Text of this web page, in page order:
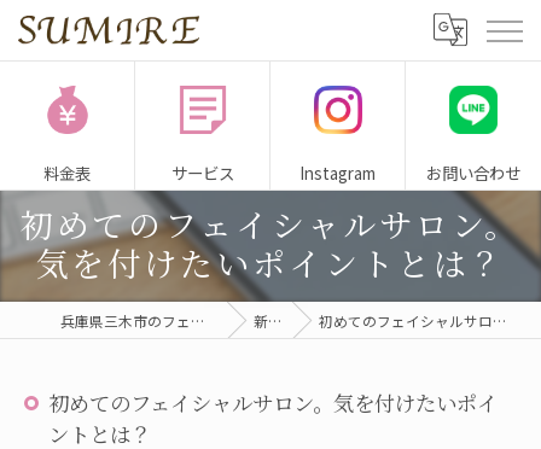
料金表 サービス Instagram お問い合わせ
初めてのフェイシャルサロン。
気を付けたいポイントとは？
兵庫県三木市のフェイシャルサロンならSUMIRE 新着情報 初めてのフェイシャルサロン。気を付けたいポイントとは？
初めてのフェイシャルサロン。気を付けたいポイ
ントとは？